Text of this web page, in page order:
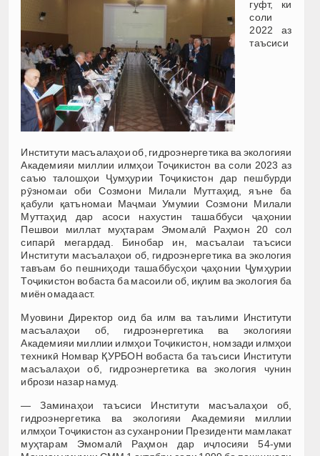
гуфт, ки
соли
2022 аз
таъсиси
Институти масъалаҳои об, гидроэнергетика ва экологияи
Академияи миллии илмҳои Тоҷикистон ва соли 2023 аз
саъю талошҳои Ҷумҳурии Тоҷикистон дар пешбурди
рӯзномаи оби Созмони Милали Муттаҳид, яъне ба
қабули қатъномаи Маҷмаи Умумии Созмони Милали
Муттаҳид дар асоси нахустин ташаббуси ҷаҳонии
Пешвои миллат муҳтарам Эмомалӣ Раҳмон 20 сол
сипарӣ мегардад. Бинобар ин, масъалаи таъсиси
Институти масъалаҳои об, гидроэнергетика ва экология
тавъам бо пешниҳоди ташаббусҳои ҷаҳонии Ҷумҳурии
Тоҷикистон вобаста ба масоили об, иқлим ва экология ба
миён омадааст.
Муовини Директор оид ба илм ва таълими Институти
масъалаҳои об, гидроэнергетика ва экологияи
Академияи миллии илмҳои Тоҷикистон, номзади илмҳои
техникӣ Номвар ҚУРБОН вобаста ба таъсиси Институти
масъалаҳои об, гидроэнергетика ва экология чунин
ибрози назар намуд.
— Заминаҳои таъсиси Институти масъалаҳои об,
гидроэнергетика ва экологияи Академияи миллии
илмҳои Тоҷикистон аз суханронии Президенти мамлакат
муҳтарам Эмомалӣ Раҳмон дар иҷлосияи 54-уми